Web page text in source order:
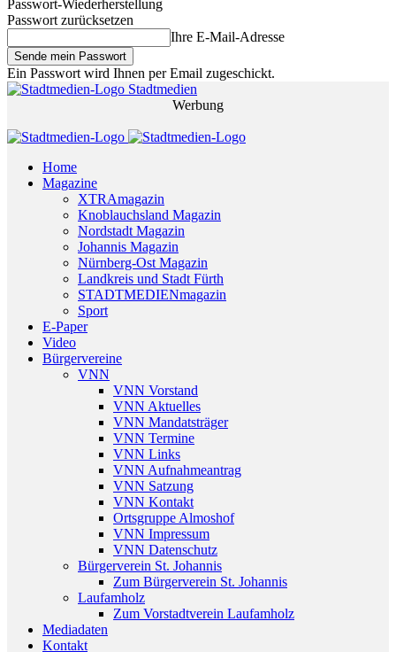
Passwort-Wiederherstellung
Passwort zurücksetzen
Ihre E-Mail-Adresse
Ein Passwort wird Ihnen per Email zugeschickt.
Stadtmedien
Werbung
Home
Magazine
XTRAmagazin
Knoblauchsland Magazin
Nordstadt Magazin
Johannis Magazin
Nürnberg-Ost Magazin
Landkreis und Stadt Fürth
STADTMEDIENmagazin
Sport
E-Paper
Video
Bürgervereine
VNN
VNN Vorstand
VNN Aktuelles
VNN Mandatsträger
VNN Termine
VNN Links
VNN Aufnahmeantrag
VNN Satzung
VNN Kontakt
Ortsgruppe Almoshof
VNN Impressum
VNN Datenschutz
Bürgerverein St. Johannis
Zum Bürgerverein St. Johannis
Laufamholz
Zum Vorstadtverein Laufamholz
Mediadaten
Kontakt